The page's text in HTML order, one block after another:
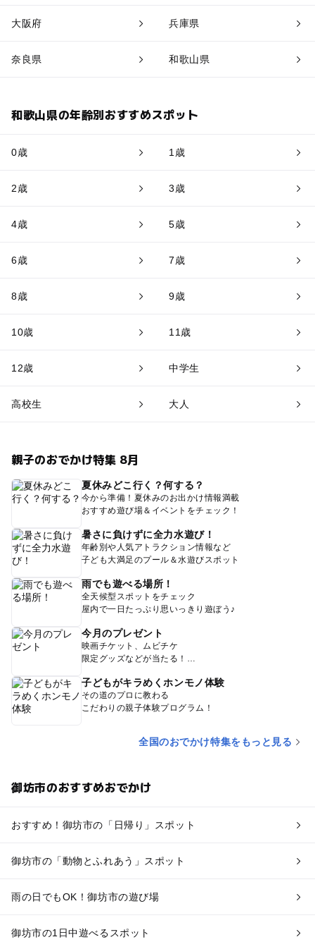
大阪府 兵庫県
奈良県 和歌山県
和歌山県の年齢別おすすめスポット
0歳 1歳
2歳 3歳
4歳 5歳
6歳 7歳
8歳 9歳
10歳 11歳
12歳 中学生
高校生 大人
親子のおでかけ特集 8月
夏休みどこ行く？何する？
今から準備！夏休みのお出かけ情報満載
おすすめ遊び場＆イベントをチェック！
暑さに負けずに全力水遊び！
年齢別や人気アトラクション情報など
子ども大満足のプール＆水遊びスポット
雨でも遊べる場所！
全天候型スポットをチェック
屋内で一日たっぷり思いっきり遊ぼう♪
今月のプレゼント
映画チケット、ムビチケ
限定グッズなどが当たる！
子どもがキラめくホンモノ体験
その道のプロに教わる
こだわりの親子体験プログラム！
全国のおでかけ特集をもっと見る
御坊市のおすすめおでかけ
おすすめ！御坊市の「日帰り」スポット
御坊市の「動物とふれあう」スポット
雨の日でもOK！御坊市の遊び場
御坊市の1日中遊べるスポット